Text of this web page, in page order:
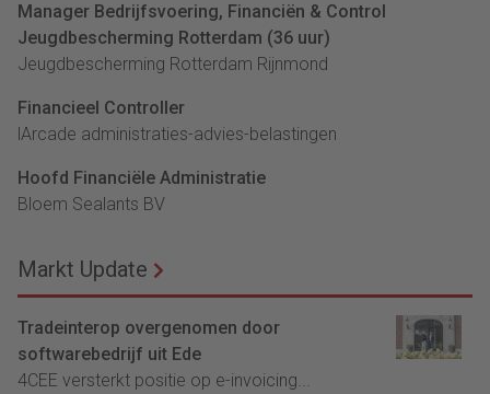
Manager Bedrijfsvoering, Financiën & Control
Jeugdbescherming Rotterdam (36 uur)
Jeugdbescherming Rotterdam Rijnmond
Financieel Controller
lArcade administraties-advies-belastingen
Hoofd Financiële Administratie
Bloem Sealants BV
Markt Update
Tradeinterop overgenomen door
softwarebedrijf uit Ede
4CEE versterkt positie op e-invoicing...